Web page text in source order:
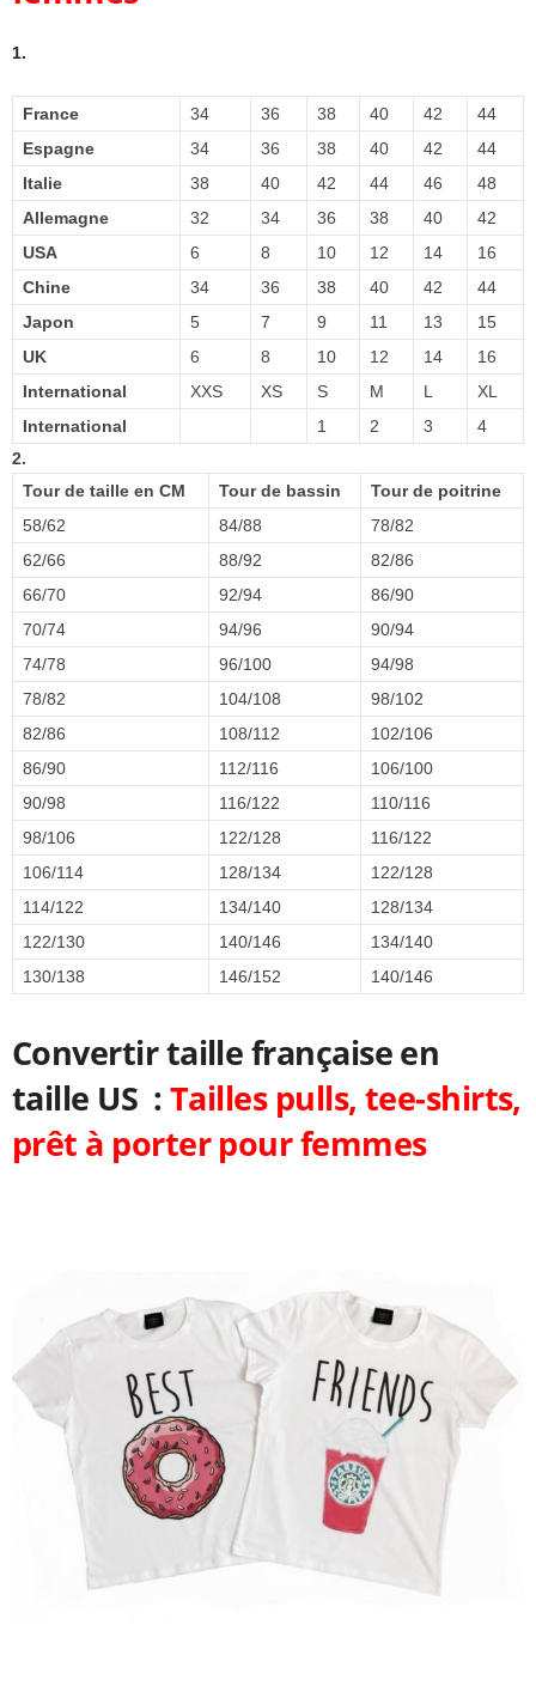
1.
France 34 36 38 40 42
44
Espagne
34 36 38 40 42
44
Italie
38 40 42 44 46
48
Allemagne
32 34 36 38 40
42
USA
6 8 10 12 14
16
Chine
34 36 38 40 42
44
Japon
5 7 9 11 13
15
UK
6 8 10 12 14
16
International
XXS XS S M L
XL
International
1 2 3
4
2.
Tour de taille en CM
Tour de bassin
Tour de poitrine
58/62
84/88
78/82
62/66
88/92
82/86
66/70
92/94
86/90
70/74
94/96
90/94
74/78
96/100
94/98
78/82
104/108
98/102
82/86
108/112
102/106
86/90
112/116
106/100
90/98
116/122
110/116
98/106
122/128
116/122
106/114
128/134
122/128
114/122
134/140
128/134
122/130
140/146
134/140
130/138
146/152 140/146
Convertir taille française en
taille US :Tailles pulls, tee-shirts,
prêt à porter pour femmes